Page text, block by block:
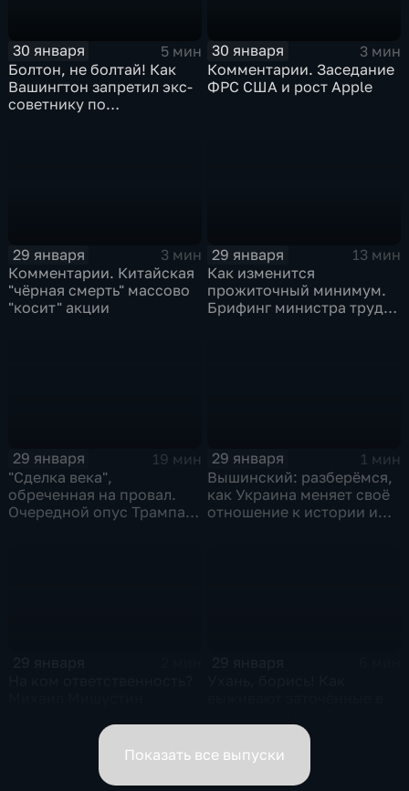
30 января
5 мин
Болтон, не болтай! Как
Вашингтон запретил экс-
советнику по
30 января
3 мин
Комментарии. Заседание
ФРС США и рост Apple
29 января
3 мин
Комментарии. Китайская
"чёрная смерть" массово
"косит" акции
29 января
13 мин
Как изменится
прожиточный минимум.
Брифинг министра труда
29 января
19 мин
"Сделка века",
обреченная на провал.
Очередной опус Трампа.
29 января
1 мин
Вышинский: разберёмся,
как Украина меняет своё
отношение к истории и
вице-премьеров
Показать все выпуски